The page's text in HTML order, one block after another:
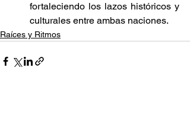
fortaleciendo los lazos históricos y
culturales entre ambas naciones.
Raíces y Ritmos